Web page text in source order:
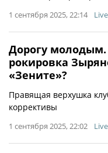
1 сентября 2025, 22:14
Дорогу
рокировка
«Зените»?
Правящая верхушка
коррективы
1 сентября 2025, 22:02